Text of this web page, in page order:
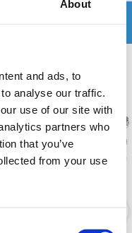
About
and ads, to
analyse our traffic.
use of our site with
partners who
that you’ve
from your use